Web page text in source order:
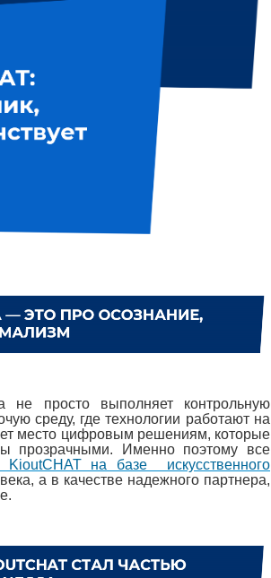
не просто выполняет контрольную
среду, где технологии работают на
место цифровым решениям, которые
прозрачными. Именно поэтому все
KioutCHAT на базе искусственного
а в качестве надежного партнера,